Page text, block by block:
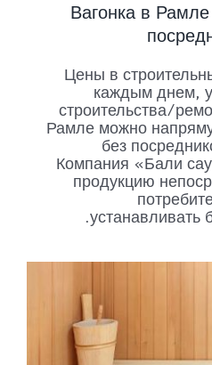
Вагонка в
Цены в
каждым днем,
строительства/
Рамле можно
без
Компания «Бали
продукцию
устанавливать